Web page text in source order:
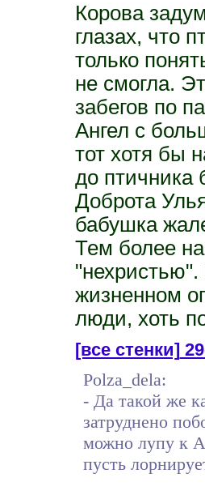
Корова
глазах, что
только
не смогла.
забегов по
Ангел с
тот хотя бы
до птичника
Доброта
бабушка
Тем более на
"нехристью".
жизненном
люди, хоть
[все стенки]
Polza_dela:
- Да такой же
затруднено
можно лупу к
пусть